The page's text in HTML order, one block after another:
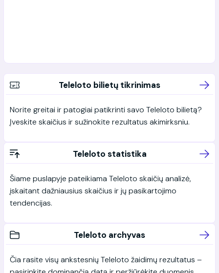
Teleloto bilietų tikrinimas
Norite greitai ir patogiai patikrinti savo Teleloto bilietą?
Įveskite skaičius ir sužinokite rezultatus akimirksniu.
Teleloto statistika
Šiame puslapyje pateikiama Teleloto skaičių analizė,
įskaitant dažniausius skaičius ir jų pasikartojimo
tendencijas.
Teleloto archyvas
Čia rasite visų ankstesnių Teleloto žaidimų rezultatus –